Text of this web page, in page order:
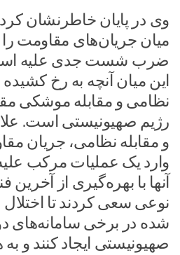
وی در پایان خاطرنشان
میان جریان‌های مقاومت را
ضرب شست جدی علیه
این میان آنچه به رخ
نظامی و مقابله موشکی
رژیم صهیونیستی است.
و مقابله نظامی، جریان
وارد یک عملیات مرکب
آنها با بهره‌گیری از آخرین
نوعی سعی کردند تا
شده در برخی سامانه‌های
صهیونیستی ایجاد کنند و